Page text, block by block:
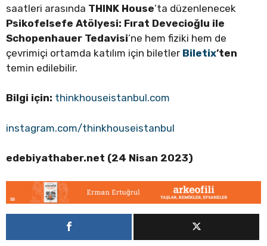
saatleri arasında THINK House’ta düzenlenecek
Psikofelsefe Atölyesi: Fırat Devecioğlu ile
Schopenhauer Tedavisi’ne hem fiziki hem de
çevrimiçi ortamda katılım için biletler Biletix’ten
temin edilebilir.
Bilgi için: thinkhouseistanbul.com
instagram.com/thinkhouseistanbul
edebiyathaber.net (24 Nisan 2023)